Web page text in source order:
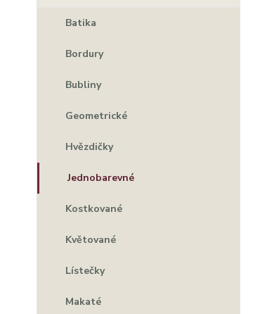
Batika
Bordury
Bubliny
Geometrické
Hvězdičky
Jednobarevné
Kostkované
Květované
Lístečky
Makaté